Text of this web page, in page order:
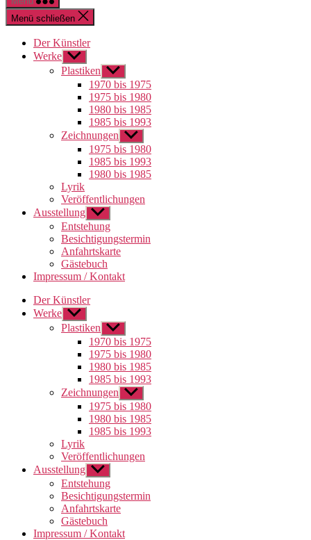
Menü schließen
Der Künstler
Werke Untermenü
anzeigen
Plastiken Untermenü
anzeigen
1970 bis 1975
1975 bis 1980
1980 bis 1985
1985 bis 1993
Zeichnungen Untermenü
anzeigen
1975 bis 1980
1985 bis 1993
1980 bis 1985
Lyrik
Veröffentlichungen
Ausstellung Untermenü
anzeigen
Entstehung
Besichtigungstermin
Anfahrtskarte
Gästebuch
Impressum / Kontakt
Der Künstler
Werke Untermenü
anzeigen
Plastiken Untermenü
anzeigen
1970 bis 1975
1975 bis 1980
1980 bis 1985
1985 bis 1993
Zeichnungen Untermenü
anzeigen
1975 bis 1980
1980 bis 1985
1985 bis 1993
Lyrik
Veröffentlichungen
Ausstellung Untermenü
anzeigen
Entstehung
Besichtigungstermin
Anfahrtskarte
Gästebuch
Impressum / Kontakt